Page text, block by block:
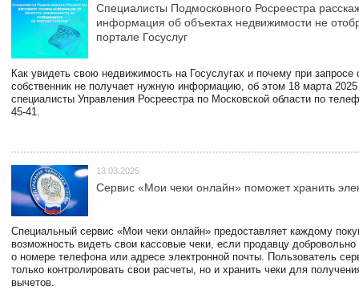
Специалисты Подмосковного Росреестра
информация об объектах недвижимости не
портале Госуслуг
Как увидеть свою недвижимость на Госуслугах и почему при запросе
собственник не получает нужную информацию, об этом 18 марта 2025
специалисты Управления Росреестра по Московской области по
45-41.
13.03.2025
Сервис «Мои чеки онлайн» поможет хранить
Специальный сервис «Мои чеки онлайн» предоставляет каждому
возможность видеть свои кассовые чеки, если продавцу
о номере телефона или адресе электронной почты. Пользователь
только контролировать свои расчеты, но и хранить чеки для
вычетов.